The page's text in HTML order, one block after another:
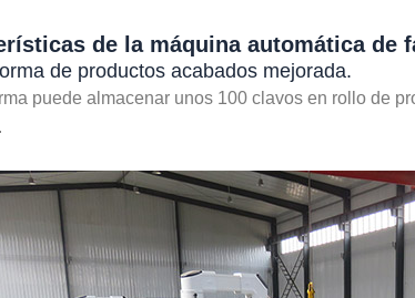
de la máquina automática de
de productos acabados mejorada.
puede almacenar unos 100 clavos en rollo de